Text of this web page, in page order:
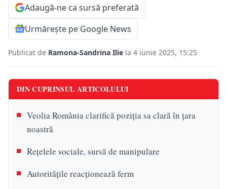
Adaugă-ne ca sursă preferată
Urmărește pe Google News
Publicat de Ramona-Sandrina Ilie la 4 iunie 2025, 15:25
DIN CUPRINSUL ARTICOLULUI
Veolia România clarifică poziția sa clară în țara
noastră
Rețelele sociale, sursă de manipulare
Autoritățile reacționează ferm